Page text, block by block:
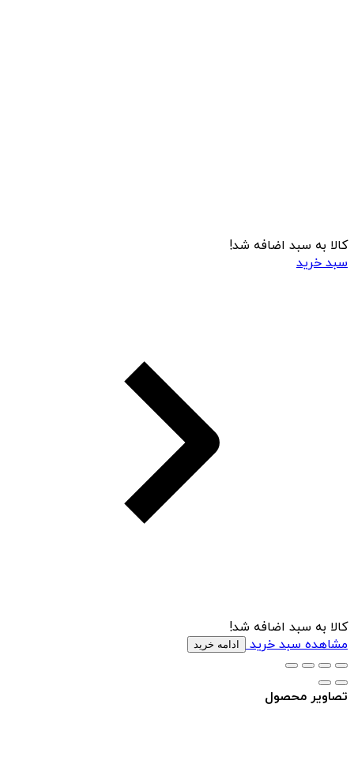
کالا به سبد اضافه شد!
سبد خرید
کالا به سبد اضافه شد!
مشاهده سبد خرید
ادامه خرید
تصاویر محصول